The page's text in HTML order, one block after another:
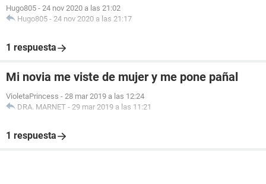
Hugo805 - 24 nov 2020 a las 21:02
Hugo805 - 24 nov 2020 a las 21:17
1 respuesta
Mi novia me viste de mujer y me pone pañal
VioletaPrincess - 28 mar 2019 a las 12:24
DRA. MARNET - 29 mar 2019 a las 11:21
1 respuesta